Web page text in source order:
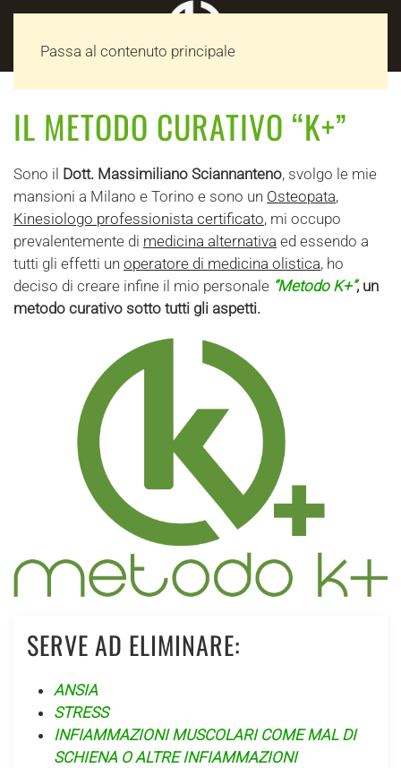
Passa al contenuto principale
IL METODO CURATIVO “K+”
Sono il Dott. Massimiliano Sciannanteno, svolgo le mie
mansioni a Milano e Torino e sono un Osteopata,
Kinesiologo professionista certificato, mi occupo
prevalentemente di medicina alternativa ed essendo a
tutti gli effetti un operatore di medicina olistica, ho
deciso di creare infine il mio personale “Metodo K+”, un
metodo curativo sotto tutti gli aspetti.
SERVE AD ELIMINARE:
ANSIA
STRESS
INFIAMMAZIONI MUSCOLARI COME MAL DI
SCHIENA O ALTRE INFIAMMAZIONI